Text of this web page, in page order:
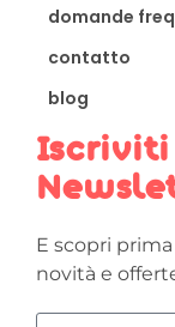
domande
contatto
blog
Iscriviti
E scopri
novità e